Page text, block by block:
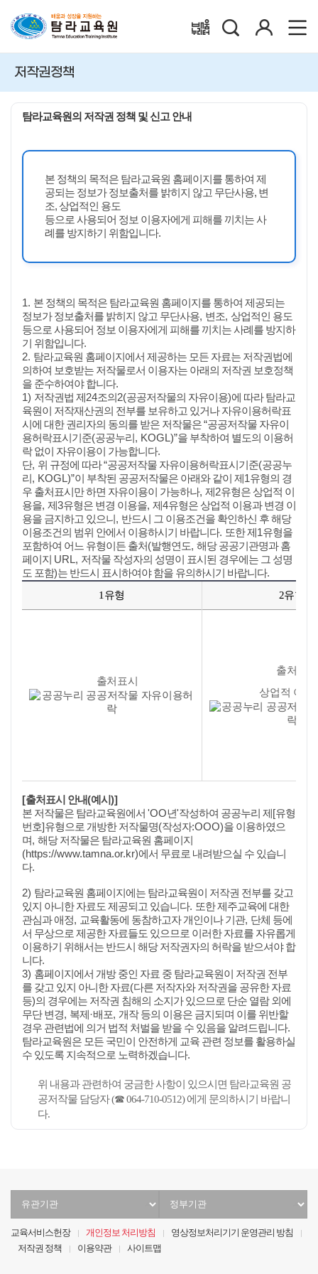
배움누리터
저작권정책
탐라교육원의 저작권 정책 및 신고 안내
본 정책의 목적은 탐라교육원 홈페이지를 통하여 제
공되는 정보가 정보출처를 밝히지 않고 무단사용, 변
조, 상업적인 용도
등으로 사용되어 정보 이용자에게 피해를 끼치는 사
례를 방지하기 위함입니다.
1. 본 정책의 목적은 탐라교육원 홈페이지를 통하여 제공되는
정보가 정보출처를 밝히지 않고 무단사용, 변조, 상업적인 용도
등으로 사용되어 정보 이용자에게 피해를 끼치는 사례를 방지하
기 위함입니다.
2. 탐라교육원 홈페이지에서 제공하는 모든 자료는 저작권법에
의하여 보호받는 저작물로서 이용자는 아래의 저작권 보호정책
을 준수하여야 합니다.
1) 저작권법 제 24조의 2(공공저작물의 자유이용)에 따라 탐라교
육원이 저작재산권의 전부를 보유하고 있거나 자유이용허락표
시에 대한 권리자의 동의를 받은 저작물은“공공저작물 자유이
용허락표시기준(공공누리 , KOGL)”을 부착하여 별도의 이용허
락 없이 자유이용이 가능합니다.
단, 위 규정에 따라“공공저작물 자유이용허락표시기준(공공누
리 , KOGL)”이 부착된 공공저작물은 아래와 같이 제 1유형의 경
우 출처표시만 하면 자유이용이 가능하나, 제 2유형은 상업적 이
용을, 제 3유형은 변경 이용을, 제 4유형은 상업적 이용과 변경 이
용을 금지하고 있으니 , 반드시 그 이용조건을 확인하신 후 해당
이용조건의 범위 안에서 이용하시기 바랍니다. 또한 제 1유형을
포함하여 어느 유형이든 출처(발행연도, 해당 공공기관명과 홈
페이지 URL, 저작물 작성자의 성명이 표시된 경우에는 그 성명
도 포함)는 반드시 표시하여야 함을 유의하시기 바랍니다.
1유형 2유형
출처표시
출처표시
상업적 이용
[출처표시 안내(예시 )]
본 저작물은 탐라교육원에서 'OO년'작성하여 공공누리 제 [유형
번호]유형으로 개방한 저작물명(작성자:OOO)을 이용하였으
며, 해당 저작물은 탐라교육원 홈페이지
(https://www.tamna.or.kr)에서 무료로 내려받으실 수 있습니
다.
2) 탐라교육원 홈페이지에는 탐라교육원이 저작권 전부를 갖고
있지 아니한 자료도 제공되고 있습니다. 또한 제주교육에 대한
관심과 애정, 교육활동에 동참하고자 개인이나 기관, 단체 등에
서 무상으로 제공한 자료들도 있으므로 이러한 자료를 자유롭게
이용하기 위해서는 반드시 해당 저작권자의 허락을 받으셔야 합
니다.
3) 홈페이지에서 개방 중인 자료 중 탐라교육원이 저작권 전부
를 갖고 있지 아니한 자료(다른 저작자와 저작권을 공유한 자료
등)의 경우에는 저작권 침해의 소지가 있으므로 단순 열람 외에
무단 변경, 복제 ·배포, 개작 등의 이용은 금지되며 이를 위반할
경우 관련법에 의거 법적 처벌을 받을 수 있음을 알려드립니다.
탐라교육원은 모든 국민이 안전하게 교육 관련 정보를 활용하실
수 있도록 지속적으로 노력하겠습니다.
위 내용과 관련하여 궁금한 사항이 있으시면 탐라교육원 공
공저작물 담당자 (☎ 064-710-0512) 에게 문의하시기 바랍니
다.
교육서비스헌장 개인정보 처리방침
영상정보처리기기 운영관리 방침
저작권 정책
이용약관 사이트맵
관
선
관
선